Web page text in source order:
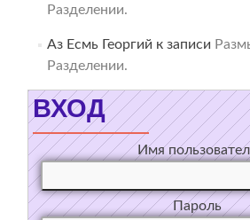
Разделении.
Аз Есмь Георгий к записи
Разделении.
ВХОД
Имя
Пароль